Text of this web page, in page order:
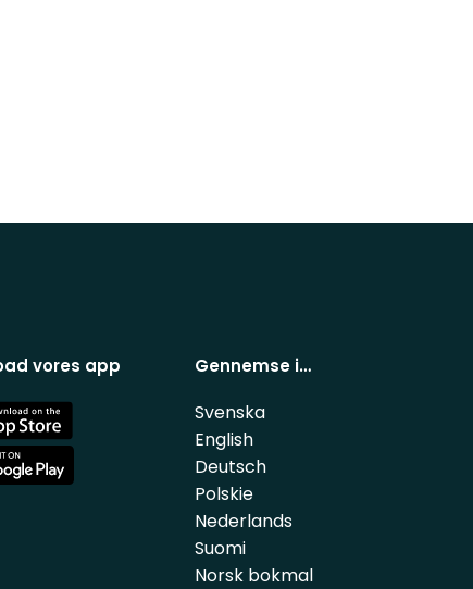
vores app Gennemse i…
Svenska
English
Deutsch
Polskie
Nederlands
Suomi
Norsk bokmal